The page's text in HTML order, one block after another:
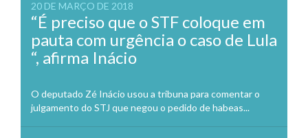
20 DE MARÇO DE 2018
“É preciso que o STF coloque em
pauta com urgência o caso de Lula
“, afirma Inácio
O deputado Zé Inácio usou a tribuna para comentar o
julgamento do STJ que negou o pedido de habeas...